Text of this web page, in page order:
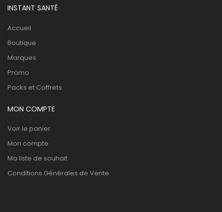
INSTANT SANTÉ
Accueil
Boutique
Marques
Promo
Packs et Coffrets
MON COMPTE
Voir le panier
Mon compte
Ma liste de souhait
Conditions Générales de Vente